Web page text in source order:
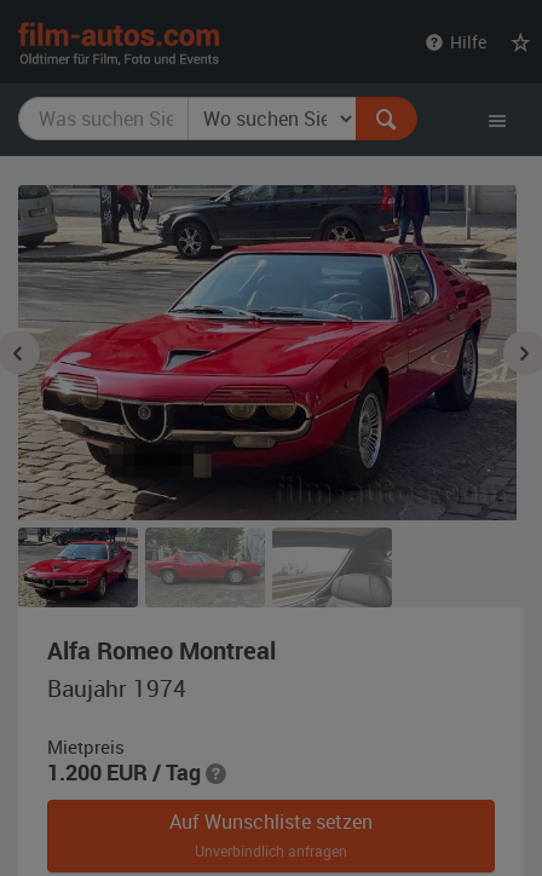
Hilfe
Alfa Romeo Montreal
Baujahr 1974
Mietpreis
1.200 EUR / Tag
Auf Wunschliste setzen
Unverbindlich anfragen